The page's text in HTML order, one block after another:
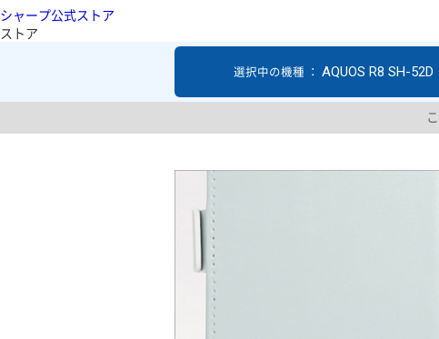
シャープ公式ストア
ストア
選択中の機種 ： AQUOS R8 SH-52D